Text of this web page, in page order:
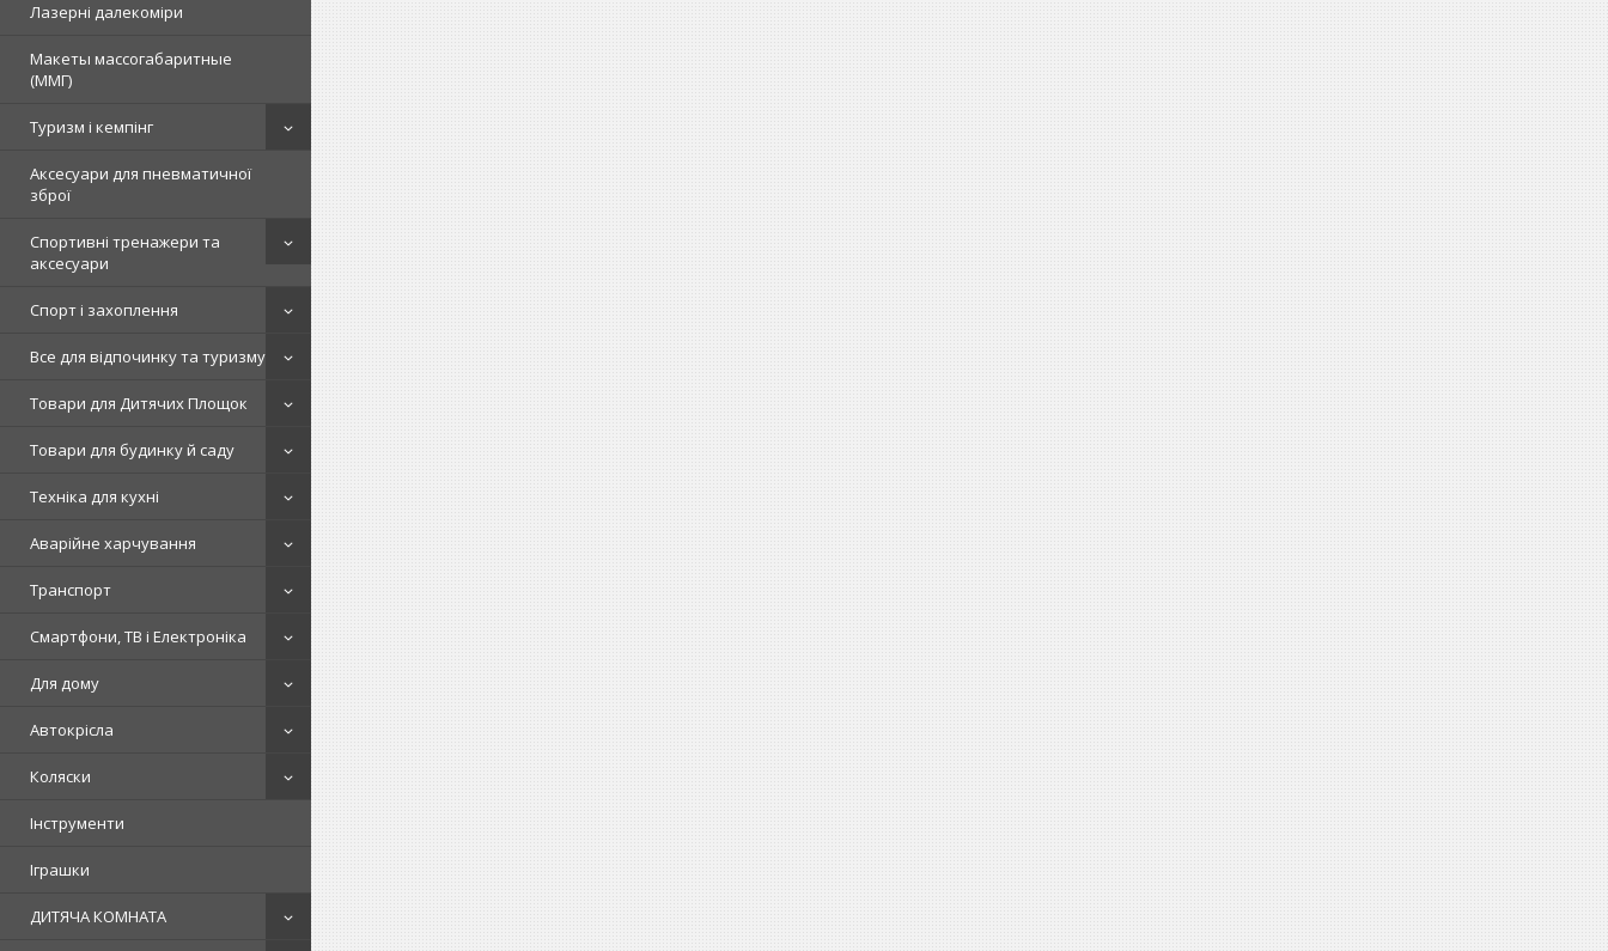
Лазерні далекоміри
Макеты массогабаритные
(ММГ)
Туризм і кемпінг
Аксесуари для пневматичної
зброї
Спортивні тренажери та
аксесуари
Спорт і захоплення
Все для відпочинку та туризму
Товари для Дитячих Площок
Товари для будинку й саду
Техніка для кухні
Аварійне харчування
Транспорт
Смартфони, ТВ і Електроніка
Для дому
Автокрісла
Коляски
Інструменти
Іграшки
ДИТЯЧА КОМНАТА